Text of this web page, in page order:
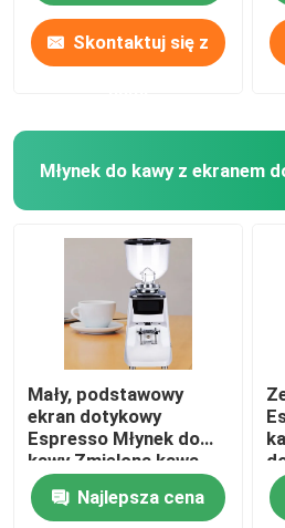
Skontaktuj się z
Młynek do kawy z ekranem
Mały, podstawowy
ekran dotykowy
Espresso Młynek do
kawy Zmielona kawa
dla początkujących
Najlepsza cena